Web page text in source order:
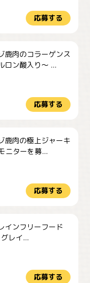
応募する
鹿肉のコラーゲンス
ロン酸入り～ ...
応募する
鹿肉の極上ジャーキ
ニターを募...
応募する
インフリーフード
レイ...
応募する